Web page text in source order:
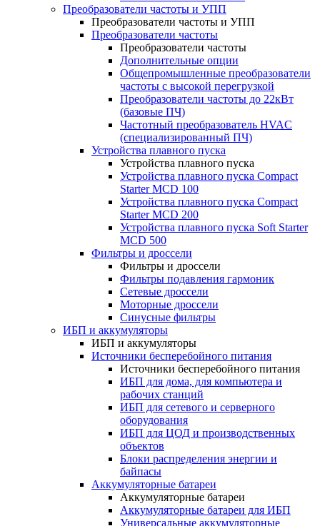
Преобразователи частоты и УПП
Преобразователи частоты и УПП
Преобразователи частоты
Преобразователи частоты
Дополнительные опции
Общепромышленные преобразователи
частоты с высокой перегрузкой
Преобразователи частоты до 22кВт
(базовые ПЧ)
Частотный преобразователь HVAC
(специализированный ПЧ)
Устройства плавного пуска
Устройства плавного пуска
Устройства плавного пуска Compact
Starter MCD 100
Устройства плавного пуска Compact
Starter MCD 200
Устройства плавного пуска Soft Starter
MCD 500
Фильтры и дроссели
Фильтры и дроссели
Фильтры подавления гармоник
Сетевые дроссели
Моторные дроссели
Синусные фильтры
ИБП и аккумуляторы
ИБП и аккумуляторы
Источники бесперебойного питания
Источники бесперебойного питания
ИБП для дома, для компьютера и
рабочих станций
ИБП для сетевого и серверного
оборудования
ИБП для ЦОД и производственных
объектов
Блоки распределения энергии и
байпасы
Аккумуляторные батареи
Аккумуляторные батареи
Аккумуляторные батареи для ИБП
Универсальные аккумуляторные